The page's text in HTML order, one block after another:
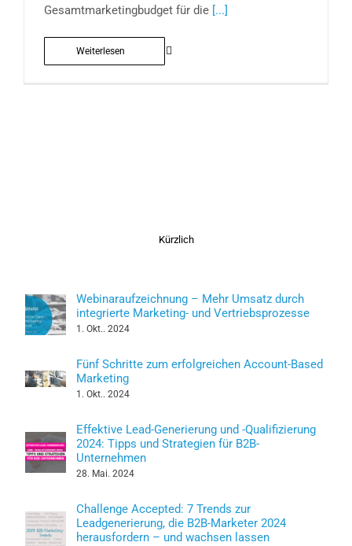
Gesamtmarketingbudget für die [...]
Weiterlesen
Kürzlich
Webinaraufzeichnung – Mehr Umsatz durch
integrierte Marketing- und Vertriebsprozesse
1. Okt.. 2024
Fünf Schritte zum erfolgreichen Account-Based
Marketing
1. Okt.. 2024
Effektive Lead-Generierung und -Qualifizierung
2024: Tipps und Strategien für B2B-
Unternehmen
28. Mai. 2024
Challenge Accepted: 7 Trends zur
Leadgenerierung, die B2B-Marketer 2024
herausfordern – und wachsen lassen